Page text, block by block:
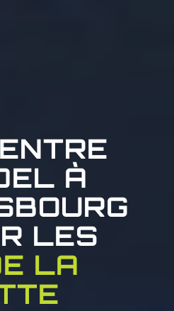
À
LES
LA